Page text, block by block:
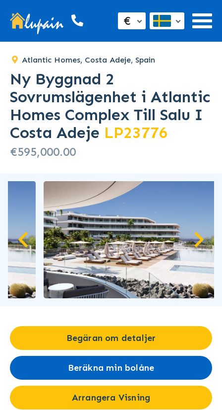
€
Atlantic Homes, Costa Adeje, Spain
Ny Byggnad 2
Sovrumslägenhet i Atlantic
Homes Complex Till Salu I
Costa Adeje LP23776
€595,000.00
Begäran om detaljer
Beräkna min bolåne
Arrangera Visning